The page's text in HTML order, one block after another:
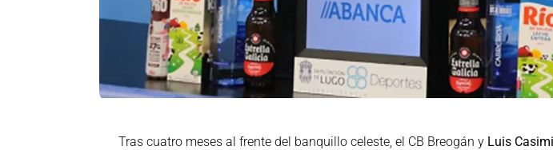
Tras cuatro meses al frente del banquillo celeste, el CB Breogán y Luis